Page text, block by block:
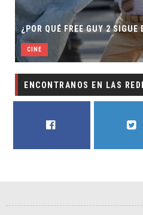
¿POR QUÉ FREE GUY 2 SIGUE
CINE
ENCONTRANOS EN LAS